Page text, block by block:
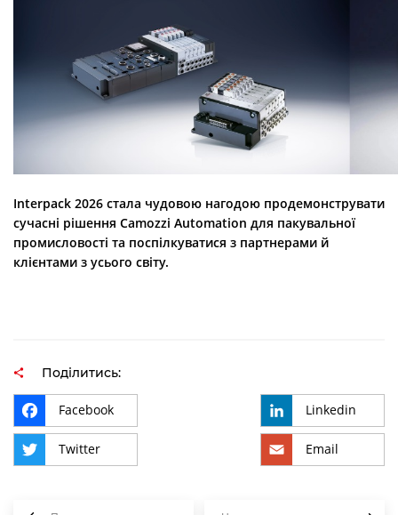
Interpack 2026 стала чудовою нагодою продемонструвати
сучасні рішення Camozzi Automation для пакувальної
промисловості та поспілкуватися з партнерами й
клієнтами з усього світу.
Поділитись:
Facebook
Twitter
Linkedin
Email